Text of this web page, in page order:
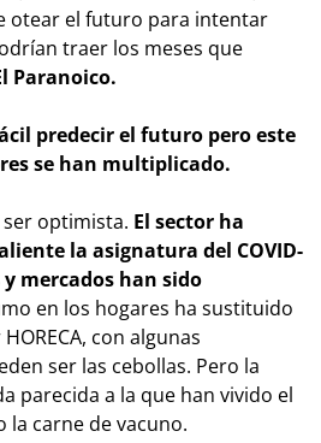
otear el futuro para intentar
traer los meses que
Paranoico.
predecir el futuro pero este
se han multiplicado.
optimista. El sector ha
la asignatura del COVID-
mercados han sido
en los hogares ha sustituido
con algunas
ser las cebollas. Pero la
parecida a la que han vivido el
la carne de vacuno.